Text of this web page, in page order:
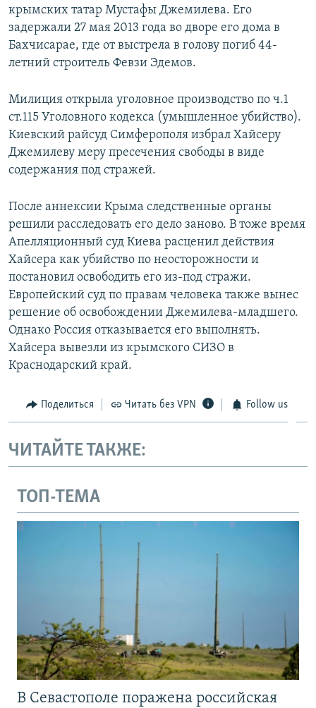
крымских татар Мустафы Джемилева. Его
задержали 27 мая 2013 года во дворе его дома в
Бахчисарае, где от выстрела в голову погиб 44-
летний строитель Февзи Эдемов.
Милиция открыла уголовное производство по ч.1
ст.115 Уголовного кодекса (умышленное убийство).
Киевский райсуд Симферополя избрал Хайсеру
Джемилеву меру пресечения свободы в виде
содержания под стражей.
После аннексии Крыма следственные органы
решили расследовать его дело заново. В тоже время
Апелляционный суд Киева расценил действия
Хайсера как убийство по неосторожности и
постановил освободить его из-под стражи.
Европейский суд по правам человека также вынес
решение об освобождении Джемилева-младшего.
Однако Россия отказывается его выполнять.
Хайсера вывезли из крымского СИЗО в
Краснодарский край.
Поделиться Читать без VPN Follow us
ЧИТАЙТЕ ТАКЖЕ:
ТОП-ТЕМА
В Севастополе поражена российская